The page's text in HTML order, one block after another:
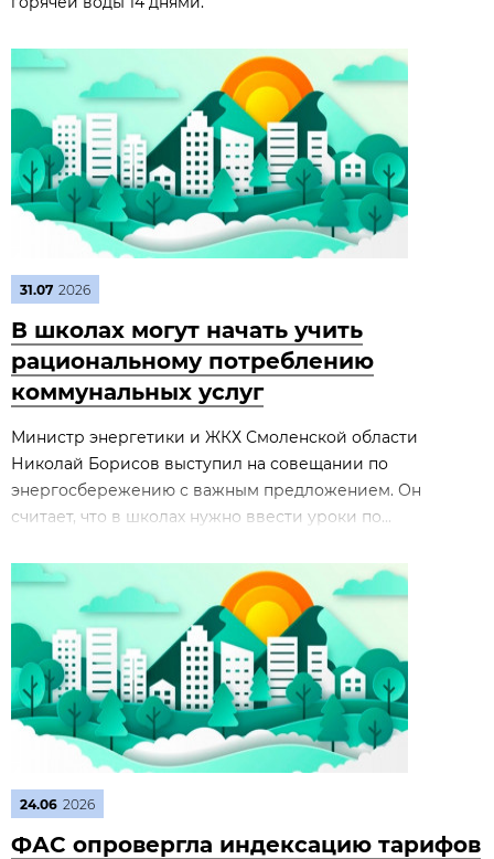
31.07 2026
В школах могут начать учить
рациональному потреблению
коммунальных услуг
Министр энергетики и ЖКХ Смоленской области
Николай Борисов выступил на совещании по
энергосбережению с важным предложением. Он
считает, что в школах нужно ввести уроки по...
24.06 2026
ФАС опровергла индексацию тарифов